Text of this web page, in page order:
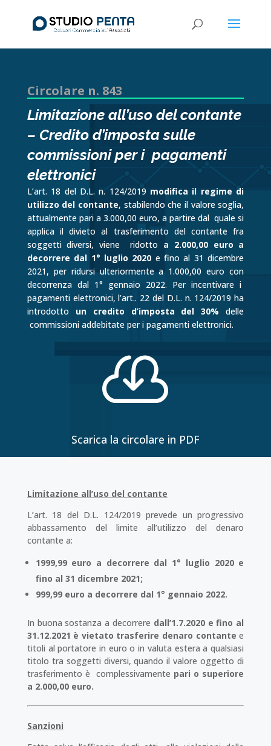
Circolare n. 843
Limitazione all’uso del contante
– Credito d’imposta sulle
commissioni per i pagamenti
elettronici
L’art. 18 del D.L. n. 124/2019 modifica il regime di
utilizzo del contante, stabilendo che il valore soglia,
attualmente pari a 3.000,00 euro, a partire dal quale si
applica il divieto al trasferimento del contante fra
soggetti diversi, viene ridotto a 2.000,00 euro a
decorrere dal 1° luglio 2020 e fino al 31 dicembre
2021, per ridursi ulteriormente a 1.000,00 euro con
decorrenza dal 1° gennaio 2022. Per incentivare i
pagamenti elettronici, l’art.. 22 del D.L. n. 124/2019 ha
introdotto un credito d’imposta del 30% delle
commissioni addebitate per i pagamenti elettronici.

Scarica la circolare in PDF
Limitazione all’uso del contante
L’art. 18 del D.L. 124/2019 prevede un progressivo
abbassamento del limite all’utilizzo del denaro
contante a:
1999,99 euro a decorrere dal 1° luglio 2020 e
fino al 31 dicembre 2021;
999,99 euro a decorrere dal 1° gennaio 2022.
In buona sostanza a decorrere dall’1.7.2020 e fino al
31.12.2021 è vietato trasferire denaro contante e
titoli al portatore in euro o in valuta estera a qualsiasi
titolo tra soggetti diversi, quando il valore oggetto di
trasferimento è complessivamente pari o superiore
a 2.000,00 euro.
Sanzioni